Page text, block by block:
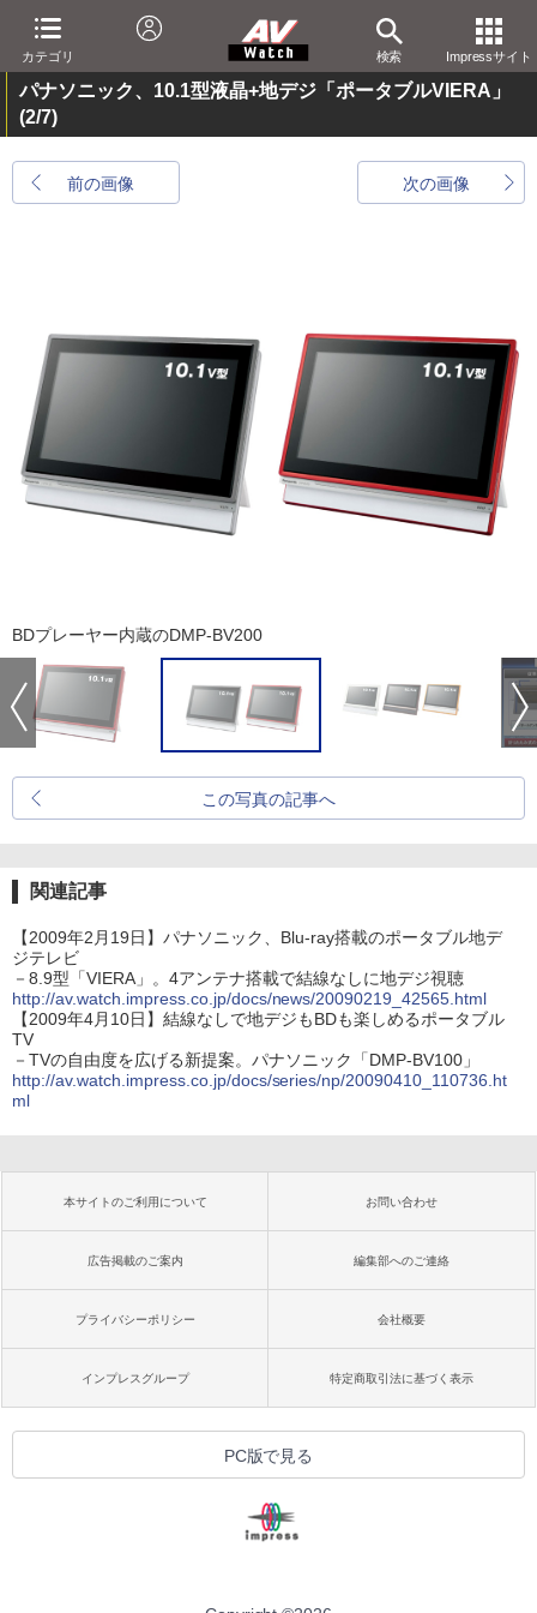
カテゴリ 検索 Impressサイト
パナソニック、10.1型液晶+地デジ「ポータブルVIERA」
(2/7)
前の画像 次の画像
BDプレーヤー内蔵のDMP-BV200
この写真の記事へ
関連記事
【2009年2月19日】パナソニック、Blu-ray搭載のポータブル地デ
ジテレビ
－8.9型「VIERA」。4アンテナ搭載で結線なしに地デジ視聴
http://av.watch.impress.co.jp/docs/news/20090219_42565.html
【2009年4月10日】結線なしで地デジもBDも楽しめるポータブル
TV
－TVの自由度を広げる新提案。パナソニック「DMP-BV100」
http://av.watch.impress.co.jp/docs/series/np/20090410_110736.ht
ml
本サイトのご利用について お問い合わせ
広告掲載のご案内 編集部へのご連絡
プライバシーポリシー 会社概要
インプレスグループ 特定商取引法に基づく表示
PC版で見る